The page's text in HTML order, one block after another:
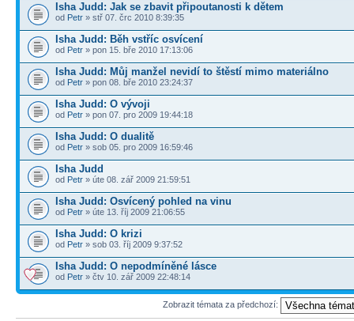
Isha Judd: Jak se zbavit připoutanosti k dětem
od Petr » stř 07. črc 2010 8:39:35
Isha Judd: Běh vstříc osvícení
od Petr » pon 15. bře 2010 17:13:06
Isha Judd: Můj manžel nevidí to štěstí mimo materiálno
od Petr » pon 08. bře 2010 23:24:37
Isha Judd: O vývoji
od Petr » pon 07. pro 2009 19:44:18
Isha Judd: O dualitě
od Petr » sob 05. pro 2009 16:59:46
Isha Judd
od Petr » úte 08. zář 2009 21:59:51
Isha Judd: Osvícený pohled na vinu
od Petr » úte 13. říj 2009 21:06:55
Isha Judd: O krizi
od Petr » sob 03. říj 2009 9:37:52
Isha Judd: O nepodmíněné lásce
od Petr » čtv 10. zář 2009 22:48:14
Zobrazit témata za předchozí: